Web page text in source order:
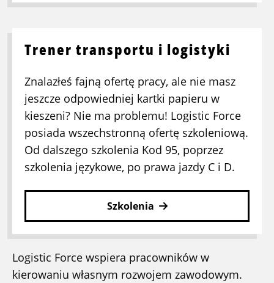
Trener transportu i logistyki
Znalazłeś fajną ofertę pracy, ale nie masz
jeszcze odpowiedniej kartki papieru w
kieszeni? Nie ma problemu! Logistic Force
posiada wszechstronną ofertę szkoleniową.
Od dalszego szkolenia Kod 95, poprzez
szkolenia językowe, po prawa jazdy C i D.
Szkolenia
Logistic Force wspiera pracowników w
kierowaniu własnym rozwojem zawodowym.